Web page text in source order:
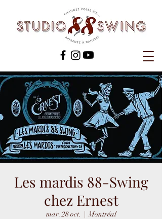
Les mardis 88-Swing
chez Ernest
mar. 28 oct.
  |
Montréal